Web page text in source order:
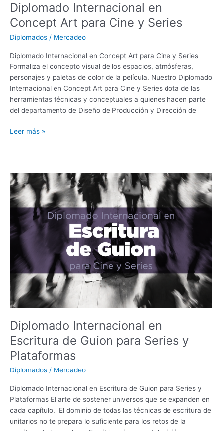
Diplomado Internacional en
Concept Art para Cine y Series
Diplomados / Mercadeo
Diplomado Internacional en Concept Art para Cine y Series
Formaliza el concepto visual de los espacios, atmósferas,
personajes y paletas de color de la película. Nuestro Diplomado
Internacional en Concept Art para Cine y Series dota de las
herramientas técnicas y conceptuales a quienes hacen parte
del departamento de Diseño de Producción y Dirección de
Leer más »
Diplomado Internacional en
Escritura de Guion para Series y
Plataformas
Diplomados / Mercadeo
Diplomado Internacional en Escritura de Guion para Series y
Plataformas El arte de sostener universos que se expanden en
cada capítulo. El dominio de todas las técnicas de escritura de
unitarios no te prepara lo suficiente para los retos de la
Diplomado
Internacional
en
Escritura
Guion
Series
Plataformas